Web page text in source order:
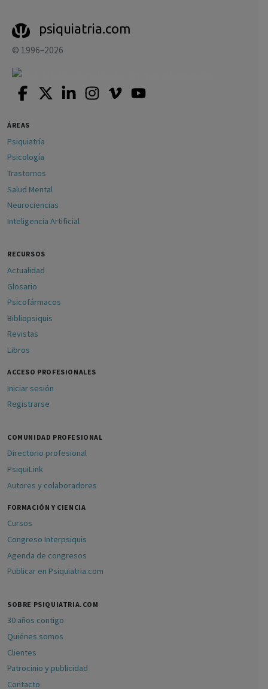
psiquiatria.com
© 1996–2026
ÁREAS
Psiquiatría
Psicología
Trastornos
Salud Mental
Neurociencias
Inteligencia Artificial
RECURSOS
Actualidad
Glosario
Psicofármacos
Bibliopsiquis
Revistas
Libros
ACCESO PROFESIONALES
Iniciar sesión
Registrarse
COMUNIDAD PROFESIONAL
Directorio profesional
PsiquiLink
Autores y colaboradores
FORMACIÓN Y CIENCIA
Cursos
Congreso Interpsiquis
Agenda de congresos
Publicar en Psiquiatria.com
SOBRE PSIQUIATRIA.COM
30 años contigo
Quiénes somos
Clientes
Patrocinio y publicidad
Contacto